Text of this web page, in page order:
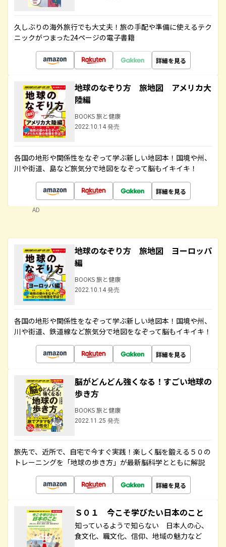
久しぶりの海外旅行でも大丈夫！旅の手配や準備に使えるテク
ニックがつまった24ページの電子書籍
詳細を見る
地球のなぞり方 旅地図 アメリカ大
陸編
BOOKS 旅と健康
2022.10.14 発売
各国の地形や関係性をなぞって学ぶ新しい地図本！国境や州、
川や街道、島など旅気分で地図をなぞって脳もイキイキ！
詳細を見る
AD
地球のなぞり方 旅地図 ヨーロッパ
編
BOOKS 旅と健康
2022.10.14 発売
各国の地形や関係性をなぞって学ぶ新しい地図本！国境や州、
川や街道、鉄道線など旅気分で地図をなぞって脳もイキイキ！
詳細を見る
脳がどんどん強くなる！すごい地球の
歩き方
BOOKS 旅と健康
2022.11.25 発売
旅先で、近所で、自宅で今すぐ実践！楽しく脳を鍛える５０の
トレーニングを「地球の歩き方」が最新脳科学とともに解説
詳細を見る
Ｓ０１ 今こそ学びたい日本のこと
知っているようで知らない 日本人の心、
食文化、職文化、信仰、地域の魅力など